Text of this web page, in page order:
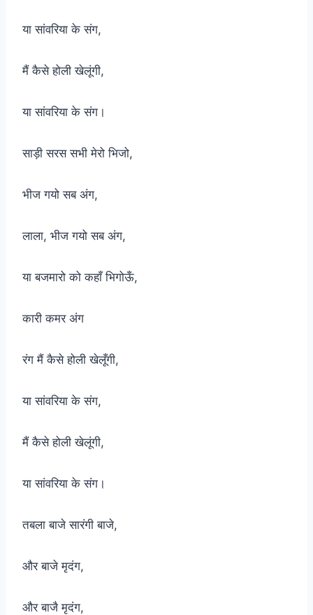
या सांवरिया के संग,
मैं कैसे होली खेलूंगी,
या सांवरिया के संग।
साड़ी सरस सभी मेरो भिजो,
भीज गयो सब अंग,
लाला, भीज गयो सब अंग,
या बजमारो को कहाँ भिगोऊँ,
कारी कमर अंग
रंग मैं कैसे होली खेलूँगी,
या सांवरिया के संग,
मैं कैसे होली खेलूंगी,
या सांवरिया के संग।
तबला बाजे सारंगी बाजे,
और बाजे मृदंग,
और बाजै मृदंग,